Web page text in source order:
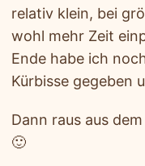
relativ klein, bei
wohl mehr Zeit
Ende habe ich
Kürbisse gegeben
Dann raus aus
🙂